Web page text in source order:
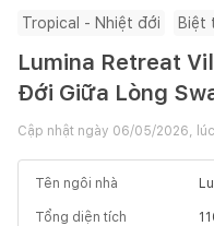
Tropical - Nhiệt đới Biệt
Lumina Retreat
Đới Giữa Lòng
Cập nhật ngày 06/05/2026,
Tên ngôi nhà
Tổng diện tích